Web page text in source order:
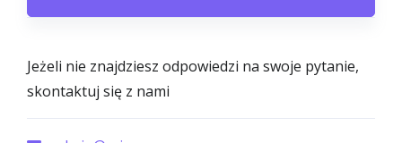
Jeżeli nie znajdziesz odpowiedzi na swoje pytanie,
skontaktuj się z nami